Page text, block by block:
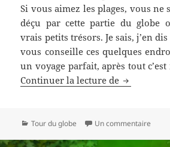
Si vous aimez les plages, vous ne
déçu par cette partie du globe
vrais petits trésors. Je sais, j’en
vous conseille ces quelques
un voyage parfait, après tout
Continuer la lecture de
Catégories
Tour du globe Un commentaire